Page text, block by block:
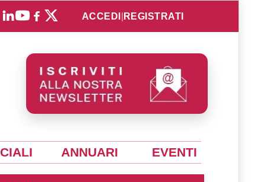
ACCEDI REGISTRATI
ANNUARI EVENTI